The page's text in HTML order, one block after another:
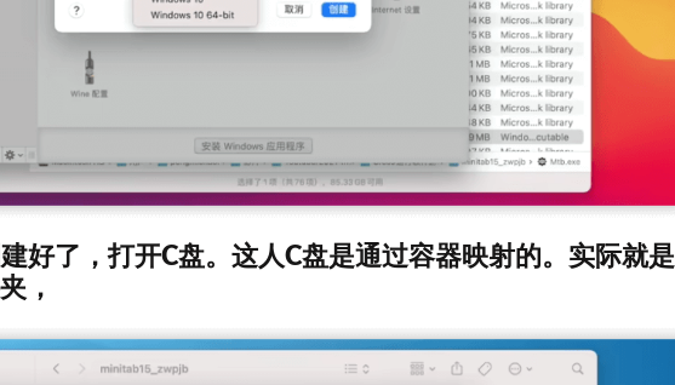
好了，打开C盘。这人C盘是通过容器映射的。实际就是
，